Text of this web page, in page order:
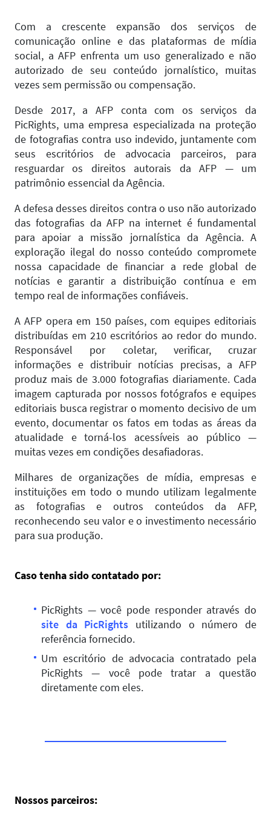
Com a crescente expansão dos serviços de
comunicação online e das plataformas de mídia
social, a AFP enfrenta um uso generalizado e não
autorizado de seu conteúdo jornalístico, muitas
vezes sem permissão ou compensação.
Desde 2017, a AFP conta com os serviços da
PicRights, uma empresa especializada na proteção
de fotografias contra uso indevido, juntamente com
seus escritórios de advocacia parceiros, para
resguardar os direitos autorais da AFP — um
patrimônio essencial da Agência.
A defesa desses direitos contra o uso não autorizado
das fotografias da AFP na internet é fundamental
para apoiar a missão jornalística da Agência. A
exploração ilegal do nosso conteúdo compromete
nossa capacidade de financiar a rede global de
notícias e garantir a distribuição contínua e em
tempo real de informações confiáveis.
A AFP opera em 150 países, com equipes editoriais
distribuídas em 210 escritórios ao redor do mundo.
Responsável por coletar, verificar, cruzar
informações e distribuir notícias precisas, a AFP
produz mais de 3.000 fotografias diariamente. Cada
imagem capturada por nossos fotógrafos e equipes
editoriais busca registrar o momento decisivo de um
evento, documentar os fatos em todas as áreas da
atualidade e torná-los acessíveis ao público —
muitas vezes em condições desafiadoras.
Milhares de organizações de mídia, empresas e
instituições em todo o mundo utilizam legalmente
as fotografias e outros conteúdos da AFP,
reconhecendo seu valor e o investimento necessário
para sua produção.
Caso tenha sido contatado por:
PicRights — você pode responder através do
site da PicRights utilizando o número de
referência fornecido.
Um escritório de advocacia contratado pela
PicRights — você pode tratar a questão
diretamente com eles.
Nossos parceiros: